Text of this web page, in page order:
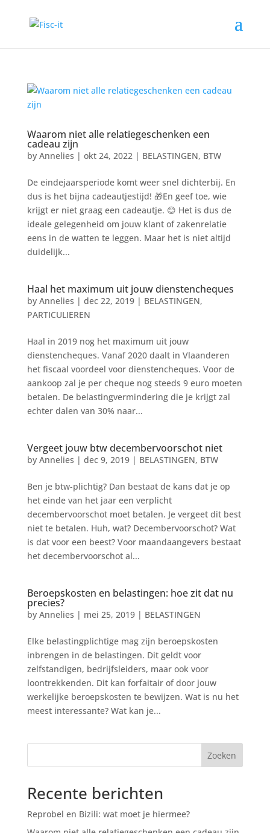
Waarom niet alle relatiegeschenken een
cadeau zijn
by Annelies | okt 24, 2022| BELASTINGEN, BTW
De eindejaarsperiode komt weer snel dichterbij. En
dus is het bijna cadeautjestijd! 🎁En geef toe, wie
krijgt er niet graag een cadeautje. 😊 Het is dus de
ideale gelegenheid om jouw klant of zakenrelatie
eens in de watten te leggen. Maar het is niet altijd
duidelijk...
Haal het maximum uit jouw dienstencheques
by Annelies | dec 22, 2019| BELASTINGEN,
PARTICULIEREN
Haal in 2019 nog het maximum uit jouw
dienstencheques. Vanaf 2020 daalt in Vlaanderen
het fiscaal voordeel voor dienstencheques. Voor de
aankoop zal je per cheque nog steeds 9 euro moeten
betalen. De belastingvermindering die je krijgt zal
echter dalen van 30% naar...
Vergeet jouw btw decembervoorschot niet
by Annelies | dec 9, 2019| BELASTINGEN, BTW
Ben je btw-plichtig? Dan bestaat de kans dat je op
het einde van het jaar een verplicht
decembervoorschot moet betalen. Je vergeet dit best
niet te betalen. Huh, wat? Decembervoorschot? Wat
is dat voor een beest? Voor maandaangevers bestaat
het decembervoorschot al...
Beroepskosten en belastingen: hoe zit dat nu
precies?
by Annelies | mei 25, 2019| BELASTINGEN
Elke belastingplichtige mag zijn beroepskosten
inbrengen in de belastingen. Dit geldt voor
zelfstandigen, bedrijfsleiders, maar ook voor
loontrekkenden. Dit kan forfaitair of door jouw
werkelijke beroepskosten te bewijzen. Wat is nu het
meest interessante? Wat kan je...
Zoeken
Recente berichten
Reprobel en Bizili: wat moet je hiermee?